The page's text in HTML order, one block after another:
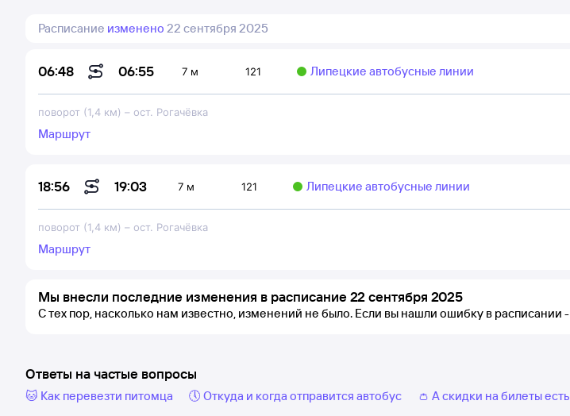
Расписание изменено 22 сентября 2025
06:48 06:55 7 м 121 Липецкие автобусные линии
поворот (1,4 км) – ост. Рогачёвка
Маршрут
18:56 19:03 7 м 121 Липецкие автобусные линии
поворот (1,4 км) – ост. Рогачёвка
Маршрут
Мы внесли последние изменения в расписание 22 сентября 2025
С тех пор, насколько нам известно, изменений не было. Если вы нашли ошибку в расписании -
Ответы на частые вопросы
🐱 Как перевезти питомца 🕔 Откуда и когда отправится автобус
👛 А скидки на билеты есть